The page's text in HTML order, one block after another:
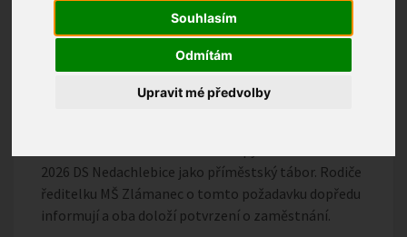
Souhlasím
Odmítám
Upravit mé předvolby
Opětovný provoz bude zahájen dne 24. 8. 2026.
Pro potřebné děti nabízí umístění v době od 13. do
2026 DS Nedachlebice jako příměstský tábor. Rodiče
ředitelku MŠ Zlámanec o tomto požadavku dopředu
informují a oba doloží potvrzení o zaměstnání.